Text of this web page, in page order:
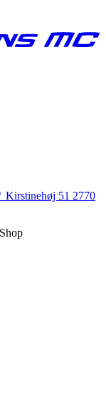
Kirstinehøj 51 2770